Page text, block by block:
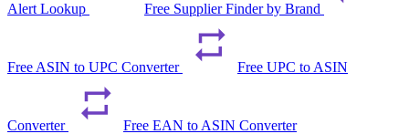
Alert Lookup Free Supplier Finder by Brand
Free ASIN to UPC Converter Free UPC to ASIN
Converter Free EAN to ASIN Converter